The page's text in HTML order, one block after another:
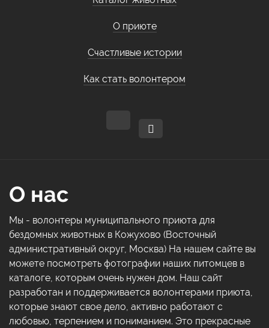
О приюте
Счастливые истории
Как стать волонтером
О нас
Мы - волонтеры муниципального приюта для
бездомных животных в Кожухово (Восточный
административный округ, Москва) На нашем сайте вы
можете посмотреть фотографии наших питомцев в
каталоге, которым очень нужен дом. Наш сайт
разработан и поддерживается волонтерами приюта,
которые знают свое дело, активно работают с
любовью, терпением и пониманием. Это прекрасные